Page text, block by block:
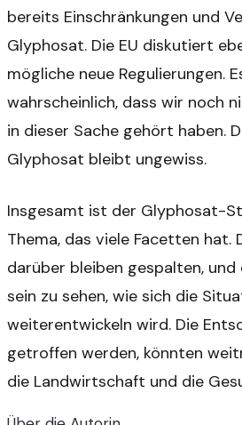
bereits Einschränkungen und
Glyphosat. Die EU diskutiert
mögliche neue Regulierungen.
wahrscheinlich, dass wir noch
in dieser Sache gehört haben.
Glyphosat bleibt ungewiss.
Insgesamt ist der Glyphosat-
Thema, das viele Facetten hat.
darüber bleiben gespalten, und
sein zu sehen, wie sich die
weiterentwickeln wird. Die
getroffen werden, könnten
die Landwirtschaft und die